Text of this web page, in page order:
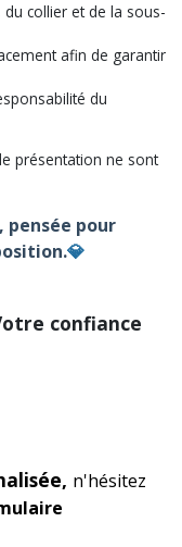
collier et de la sous-
afin de garantir
du
présentation ne sont
pour
💎
confiance
n'hésitez